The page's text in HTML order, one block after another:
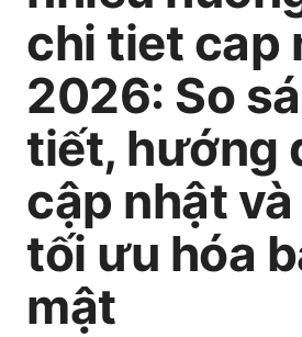
chi tiet cap
2026: So
tiết, hướng
cập nhật
tối ưu hóa
mật